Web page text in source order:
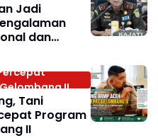
Jadi
dan
II
Tani
Program
II